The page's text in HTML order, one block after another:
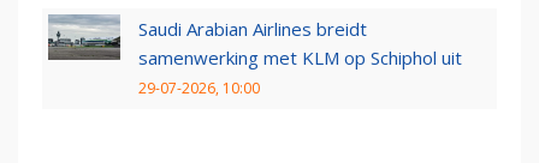
Saudi Arabian Airlines breidt
samenwerking met KLM op Schiphol uit
29-07-2026, 10:00